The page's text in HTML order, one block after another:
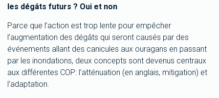
les dégâts futurs ? Oui et non
Parce que l’action est trop lente pour empêcher
l’augmentation des dégâts qui seront causés par des
événements allant des canicules aux ouragans en passant
par les inondations, deux concepts sont devenus centraux
aux différentes COP: l’atténuation (en anglais, mitigation) et
l’adaptation.